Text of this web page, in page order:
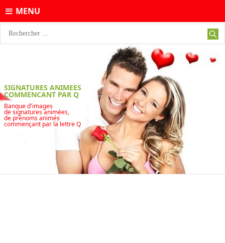
MENU
SIGNATURES ANIMEES
COMMENCANT PAR Q
Banque d'images
de signatures animées,
de prénoms animés
commençant par la lettre Q